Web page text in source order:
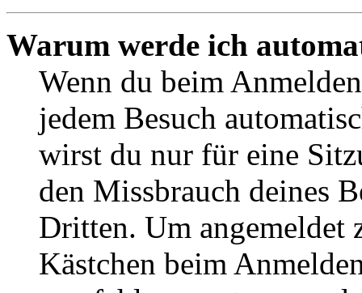
Warum werde ich
Wenn du beim
jedem Besuch
wirst du nur für eine
den Missbrauch deines
Dritten. Um angemeldet
Kästchen beim